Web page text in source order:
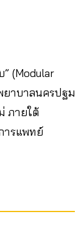
(Modular
ยาบาลนครปฐม
ภายใต้
ารแพทย์